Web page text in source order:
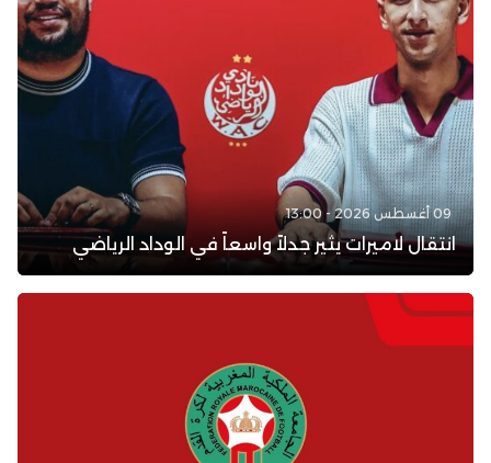
09 أغسطس 2026 - 13:00
انتقال لاميرات يثير جدلاً واسعاً في الوداد الرياضي